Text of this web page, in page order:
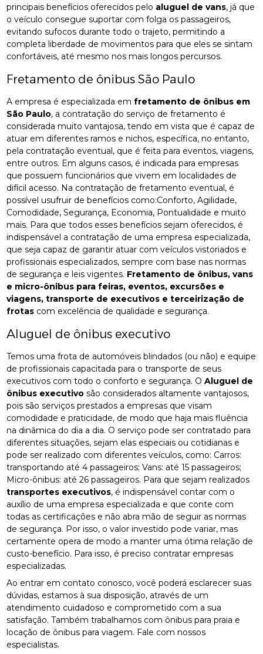
principais benefícios oferecidos pelo aluguel de vans, já que
o veículo consegue suportar com folga os passageiros,
evitando sufocos durante todo o trajeto, permitindo a
completa liberdade de movimentos para que eles se sintam
confortáveis, até mesmo nos mais longos percursos.
Fretamento de ônibus São Paulo
A empresa é especializada emfretamento de ônibus em
São Paulo, a contratação do serviço de fretamento é
considerada muito vantajosa, tendo em vista que é capaz de
atuar em diferentes ramos e nichos, específica, no entanto,
pela contratação eventual, que é feita para eventos, viagens,
entre outros. Em alguns casos, é indicada para empresas
que possuem funcionários que vivem em localidades de
difícil acesso. Na contratação de fretamento eventual, é
possível usufruir de benefícios como:Conforto, Agilidade,
Comodidade, Segurança, Economia, Pontualidade e muito
mais. Para que todos esses benefícios sejam oferecidos, é
indispensável a contratação de uma empresa especializada,
que seja capaz de garantir atuar com veículos vistoriados e
profissionais especializados, sempre com base nas normas
de segurança e leis vigentes. Fretamento de ônibus, vans
e micro-ônibus para feiras, eventos, excursões e
viagens, transporte de executivos e terceirização de
frotas com excelência de qualidade e segurança.
Aluguel de ônibus executivo
Temos uma frota de automóveis blindados (ou não) e equipe
de profissionais capacitada para o transporte de seus
executivos com todo o conforto e segurança. OAluguel de
ônibus executivo são considerados altamente vantajosos,
pois são serviços prestados a empresas que visam
comodidade e praticidade, de modo que haja mais fluência
na dinâmica do dia a dia. O serviço pode ser contratado para
diferentes situações, sejam elas especiais ou cotidianas e
pode ser realizado com diferentes veículos, como: Carros:
transportando até 4 passageiros; Vans: até 15 passageiros;
Micro-ônibus: até 26 passageiros. Para que sejam realizados
transportes executivos, é indispensável contar com o
auxílio de uma empresa especializada e que conte com
todas as certificações e não abra mão de seguir as normas
de segurança. Por isso, o valor investido pode variar, mas
certamente opera de modo a manter uma ótima relação de
custo-benefício. Para isso, é preciso contratar empresas
especializadas.
Ao entrar em contato conosco, você poderá esclarecer suas
dúvidas, estamos à sua disposição, através de um
atendimento cuidadoso e comprometido com a sua
satisfação. Também trabalhamos com ônibus para praia e
locação de ônibus para viagem. Fale com nossos
especialistas.